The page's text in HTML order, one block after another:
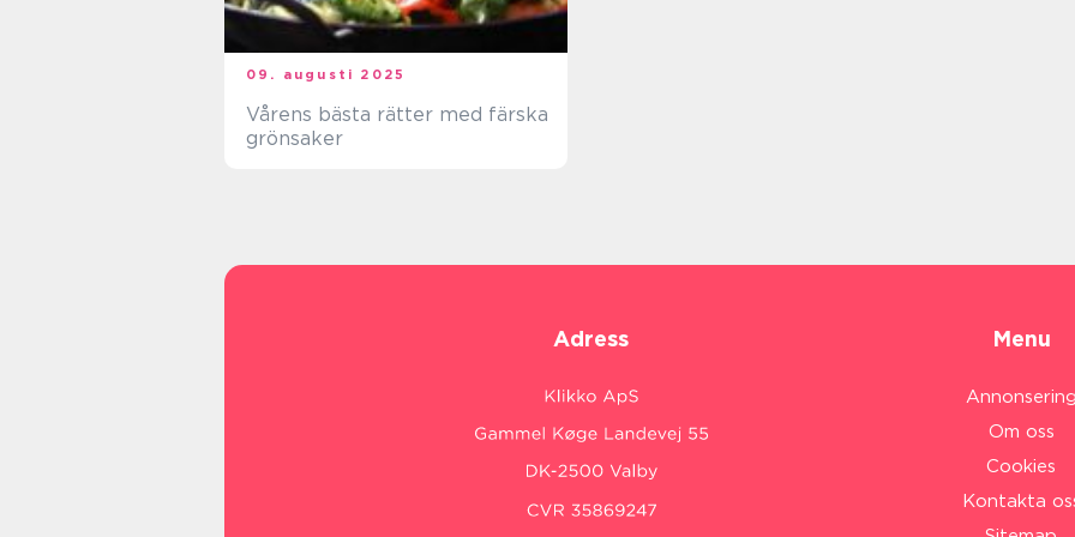
09. augusti 2025
Vårens bästa rätter med färska
grönsaker
Adress Menu
Om oss
Cookies
Kontakta